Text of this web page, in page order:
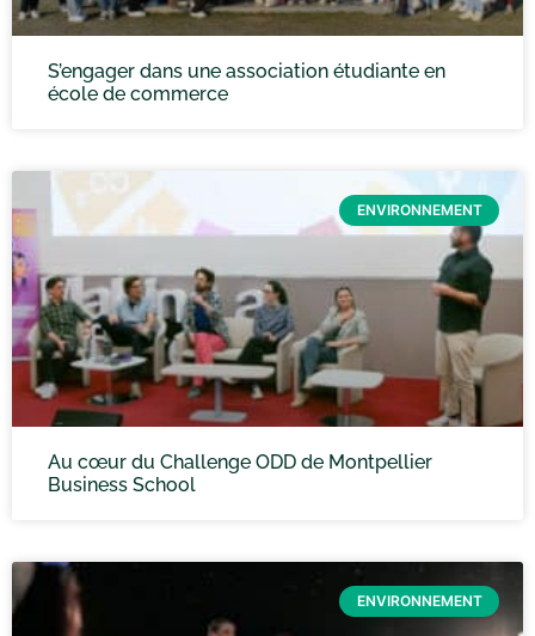
S’engager dans une association étudiante en
école de commerce
ENVIRONNEMENT
Au cœur du Challenge ODD de Montpellier
Business School
ENVIRONNEMENT